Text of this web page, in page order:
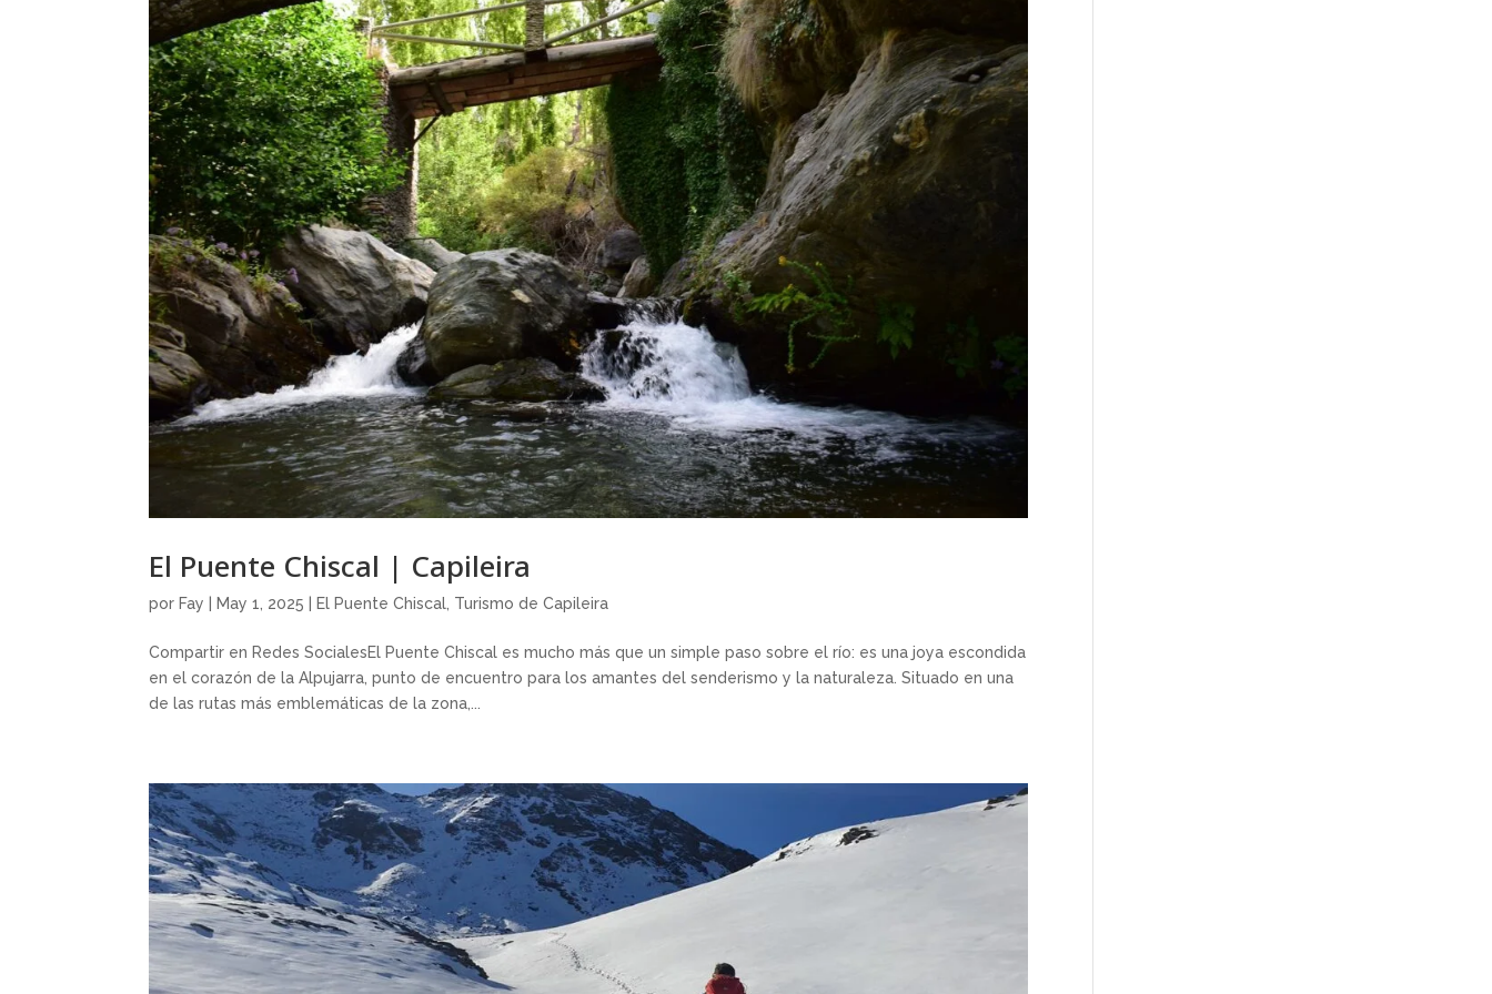
El Puente Chiscal | Capileira
por Fay May 1, 2025 El Puente Chiscal Turismo de Capileira
Compartir en Redes SocialesEl Puente Chiscal es mucho más que un simple paso sobre el río: es una joya escondida
en el corazón de la Alpujarra, punto de encuentro para los amantes del senderismo y la naturaleza. Situado en una
de las rutas más emblemáticas de la zona,...